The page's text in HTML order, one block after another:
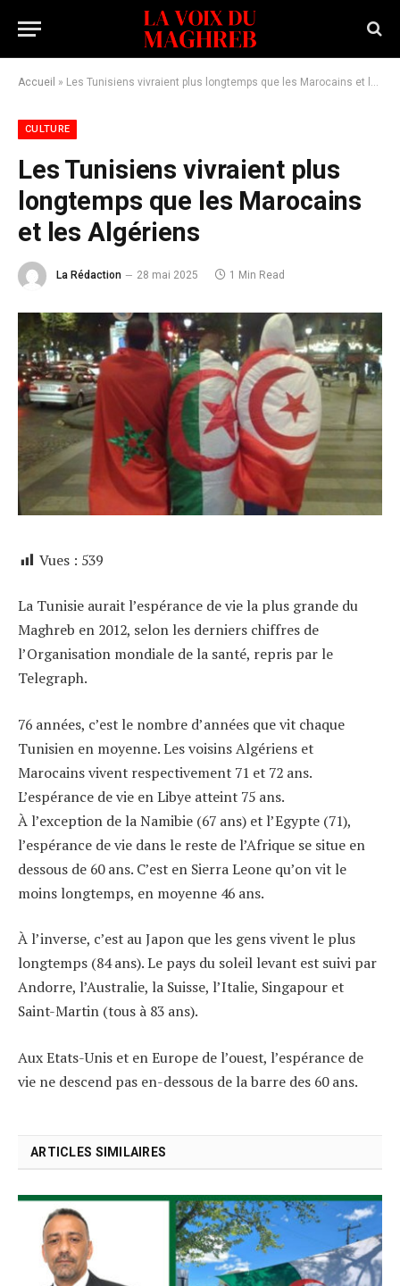
Accueil » Les Tunisiens vivraient plus longtemps que les Marocains et les Algériens
CULTURE
Les Tunisiens vivraient plus
longtemps que les Marocains
et les Algériens
La Rédaction 28 mai 2025 1 Min Read
Vues : 539
La Tunisie aurait l’espérance de vie la plus grande du
Maghreb en 2012, selon les derniers chiffres de
l’Organisation mondiale de la santé, repris par le
Telegraph.
76 années, c’est le nombre d’années que vit chaque
Tunisien en moyenne. Les voisins Algériens et
Marocains vivent respectivement 71 et 72 ans.
L’espérance de vie en Libye atteint 75 ans.
À l’exception de la Namibie (67 ans) et l’Egypte (71),
l’espérance de vie dans le reste de l’Afrique se situe en
dessous de 60 ans. C’est en Sierra Leone qu’on vit le
moins longtemps, en moyenne 46 ans.
À l’inverse, c’est au Japon que les gens vivent le plus
longtemps (84 ans). Le pays du soleil levant est suivi par
Andorre, l’Australie, la Suisse, l’Italie, Singapour et
Saint-Martin (tous à 83 ans).
Aux Etats-Unis et en Europe de l’ouest, l’espérance de
vie ne descend pas en-dessous de la barre des 60 ans.
ARTICLES SIMILAIRES